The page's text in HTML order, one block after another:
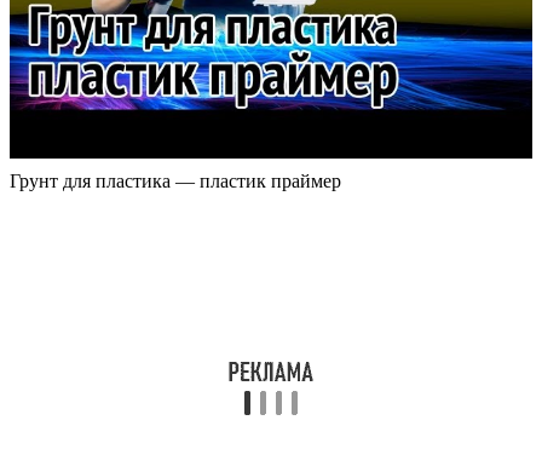
Грунт для пластика — пластик праймер